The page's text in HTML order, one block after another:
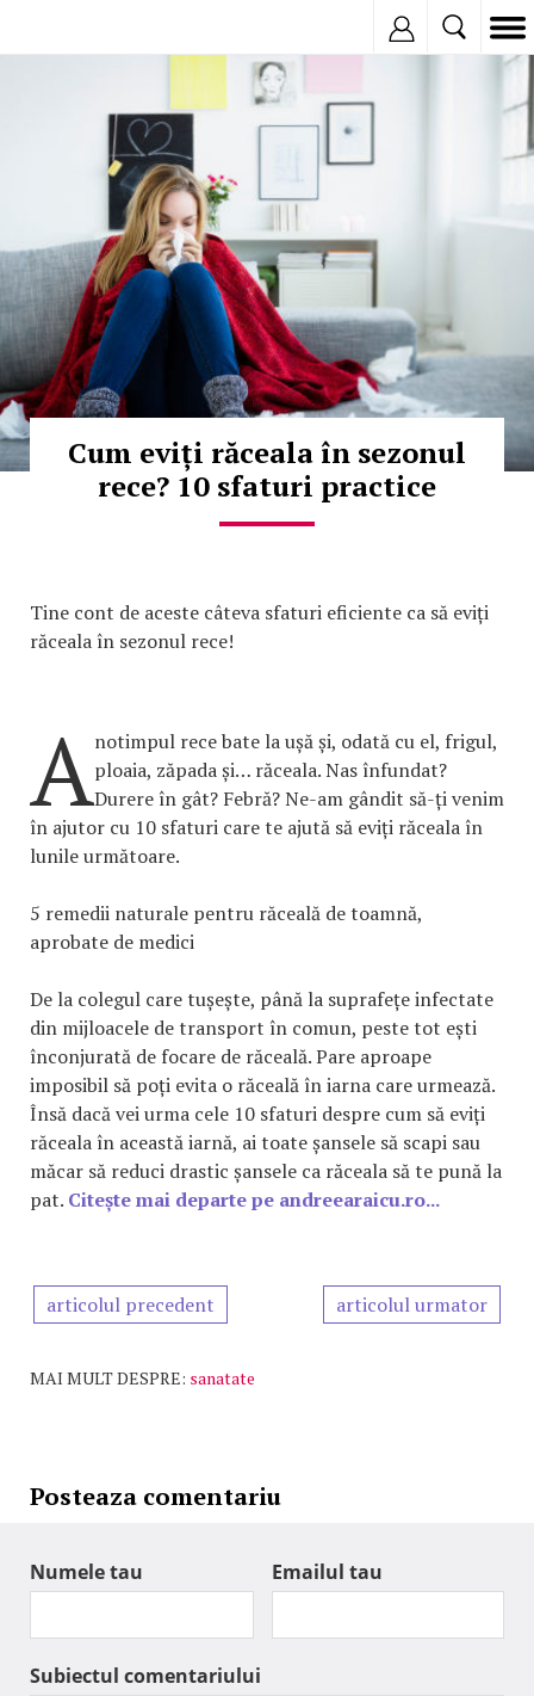
Cum eviți răceala în sezonul
rece? 10 sfaturi practice
Tine cont de aceste câteva sfaturi eficiente ca să eviți
răceala în sezonul rece!
Anotimpul rece bate la ușă și, odată cu el, frigul,
ploaia, zăpada și… răceala. Nas înfundat?
Durere în gât? Febră? Ne-am gândit să-ți venim
în ajutor cu 10 sfaturi care te ajută să eviți răceala în
lunile următoare.
5 remedii naturale pentru răceală de toamnă,
aprobate de medici
De la colegul care tușește, până la suprafețe infectate
din mijloacele de transport în comun, peste tot ești
înconjurată de focare de răceală. Pare aproape
imposibil să poți evita o răceală în iarna care urmează.
Însă dacă vei urma cele 10 sfaturi despre cum să eviți
răceala în această iarnă, ai toate șansele să scapi sau
măcar să reduci drastic șansele ca răceala să te pună la
pat. Citește mai departe pe andreearaicu.ro...
articolul precedent articolul urmator
MAI MULT DESPRE: sanatate
Posteaza comentariu
Numele tau Emailul tau
Subiectul comentariului